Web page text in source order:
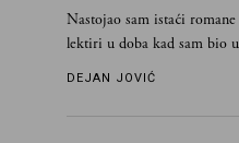
Nastojao sam istaći
lektiri u doba kad sam bio
Smatrao sam da su "klasici"
DEJAN JOVIĆ